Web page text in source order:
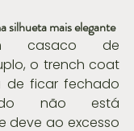
silhueta mais elegante
casaco de
o trench coat
de ficar fechado
não está
deve ao excesso